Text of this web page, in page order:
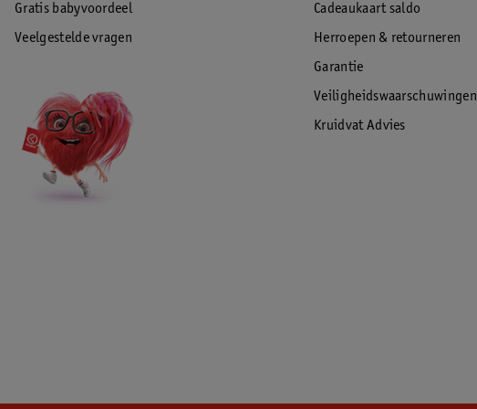
Gratis babyvoordeel
Veelgestelde vragen
Cadeaukaart saldo
Herroepen & retourneren
Garantie
Veiligheidswaarschuwingen
Kruidvat Advies